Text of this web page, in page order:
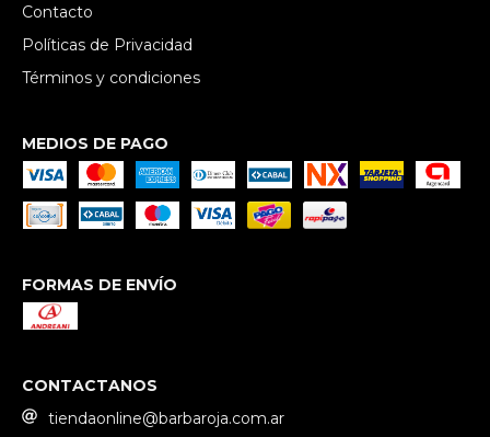
Contacto
Políticas de Privacidad
Términos y condiciones
MEDIOS DE PAGO
FORMAS DE ENVÍO
CONTACTANOS
tiendaonline@barbaroja.com.ar